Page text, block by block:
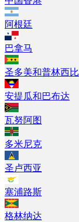
阿根廷
巴拿马
圣多美和普林西比
安提瓜和巴布达
瓦努阿图
多米尼克
圣卢西亚
塞浦路斯
格林纳达